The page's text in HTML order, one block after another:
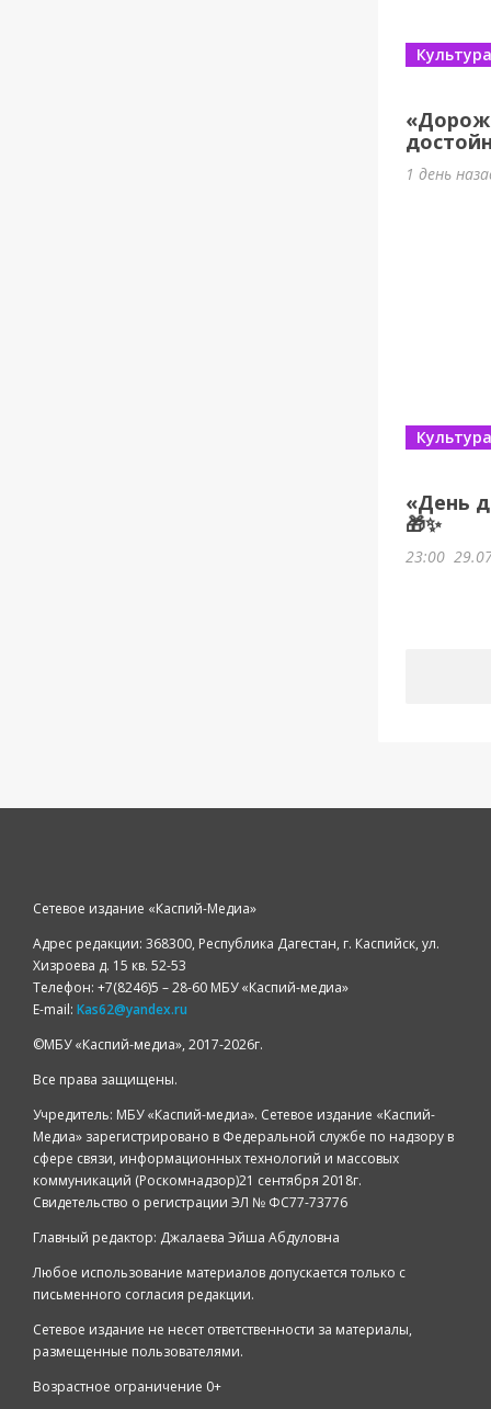
Культура
1 день
«День
🎁✨
Культура
23:00
Сетевое издание «Каспий-Медиа»
Адрес редакции: 368300, Республика Дагестан, г. Каспийск, ул.
Хизроева д. 15 кв. 52-53
Телефон: +7(8246)5 – 28-60 МБУ «Каспий-медиа»
E-mail: Kas62@yandex.ru
©️МБУ «Каспий-медиа», 2017-2026г.
Все права защищены.
Учредитель: МБУ «Каспий-медиа». Сетевое издание «Каспий-
Медиа» зарегистрировано в Федеральной службе по надзору в
сфере связи, информационных технологий и массовых
коммуникаций (Роскомнадзор)21 сентября 2018г.
Свидетельство о регистрации ЭЛ № ФС77-73776
Главный редактор: Джалаева Эйша Абдуловна
Любое использование материалов допускается только с
письменного согласия редакции.
Сетевое издание не несет ответственности за материалы,
размещенные пользователями.
Возрастное ограничение 0+